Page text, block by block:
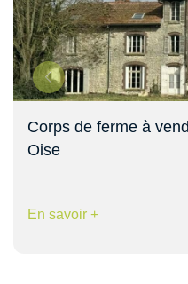
Corps de ferme à
Oise
En savoir +